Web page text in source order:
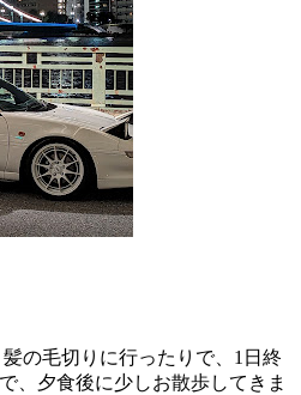
の毛切りに行ったりで、1日終
、夕食後に少しお散歩してきま